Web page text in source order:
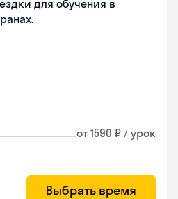
для обучения в
от 1590 ₽ / урок
Выбрать время